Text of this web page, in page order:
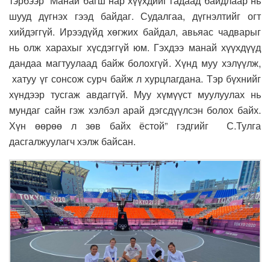
шууд дүгнэх гээд байдаг. Судалгаа, дүгнэлтийг огт
хийдэггүй. Ирээдүйд хөгжих байдал, авьяас чадварыг
нь олж харахыг хүсдэггүй юм. Гэхдээ манай хүүхдүүд
дандаа магтуулаад байж болохгүй. Хүнд муу хэлүүлж,
хатуу үг сонсож сурч байж л хурцлагдана. Тэр бүхнийг
хүндээр тусгаж авдаггүй. Муу хүмүүст муулуулах нь
мундаг сайн гэж хэлбэл арай дэгсдүүлсэн болох байх.
Хүн өөрөө л зөв байх ёстой” гэдгийг С.Тулга
дасгалжуулагч хэлж байсан.